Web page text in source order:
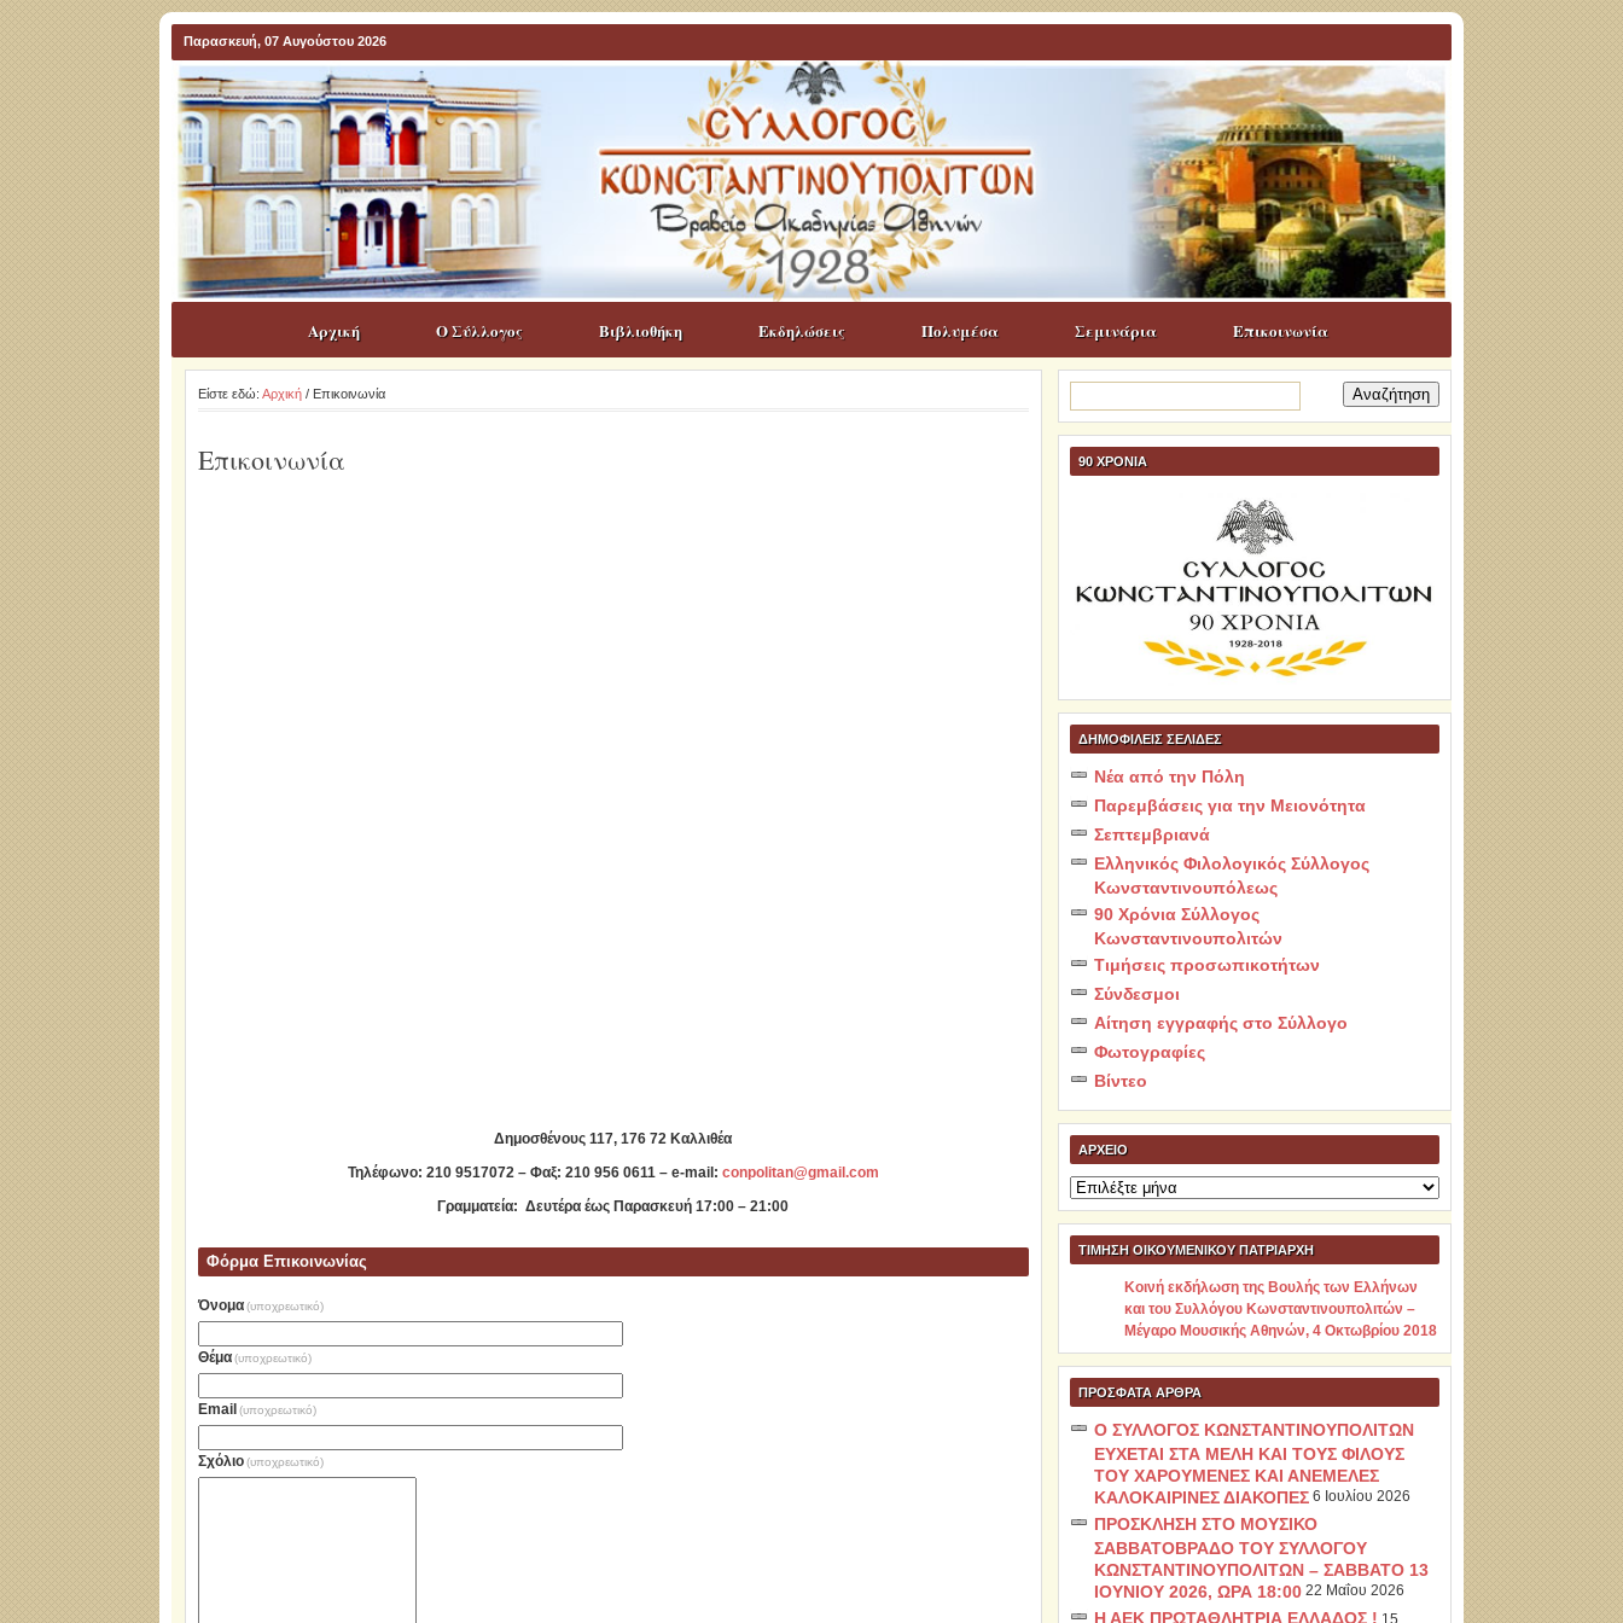
Παρασκευή, 07 Αυγούστου 2026
Αρχική Ο Σύλλογος Βιβλιοθήκη Εκδηλώσεις Πολυμέσα Σεμινάρια Επικοινωνία
Είστε εδώ: Αρχική/ Επικοινωνία
Επικοινωνία
Δημοσθένους 117, 176 72 Καλλιθέα
Τηλέφωνo: 210 9517072 – Φαξ: 210 956 0611 – e-mail: conpolitan@gmail.com
Γραμματεία: Δευτέρα έως Παρασκευή 17:00 – 21:00
Φόρμα Επικοινωνίας
Όνομα (υποχρεωτικό)
Θέμα (υποχρεωτικό)
Email (υποχρεωτικό)
Σχόλιο (υποχρεωτικό)
για:
90 ΧΡΟΝΙΑ
ΔΗΜΟΦΙΛΕΙΣ ΣΕΛΙΔΕΣ
Νέα από την Πόλη
Παρεμβάσεις για την Μειονότητα
Σεπτεμβριανά
Ελληνικός Φιλολογικός Σύλλογος
Κωνσταντινουπόλεως
90 Χρόνια Σύλλογος
Κωνσταντινουπολιτών
Τιμήσεις προσωπικοτήτων
Σύνδεσμοι
Αίτηση εγγραφής στο Σύλλογο
Φωτογραφίες
Βίντεο
ΑΡΧΕΊΟ
Αρχείο
ΤΙΜΗΣΗ ΟΙΚΟΥΜΕΝΙΚΟΥ ΠΑΤΡΙΑΡΧΗ
Κοινή εκδήλωση της Βουλής των Ελλήνων
και του Συλλόγου Κωνσταντινουπολιτών –
Μέγαρο Μουσικής Αθηνών, 4 Οκτωβρίου 2018
ΠΡΌΣΦΑΤΑ ΆΡΘΡΑ
Ο ΣΥΛΛΟΓΟΣ ΚΩΝΣΤΑΝΤΙΝΟΥΠΟΛΙΤΩΝ
ΕΥΧΕΤΑΙ ΣΤΑ ΜΕΛΗ ΚΑΙ ΤΟΥΣ ΦΙΛΟΥΣ
ΤΟΥ ΧΑΡΟΥΜΕΝΕΣ ΚΑΙ ΑΝΕΜΕΛΕΣ
ΚΑΛΟΚΑΙΡΙΝΕΣ ΔΙΑΚΟΠΕΣ 6 Ιουλίου 2026
ΠΡΟΣΚΛΗΣΗ ΣΤΟ ΜΟΥΣΙΚΟ
ΣΑΒΒΑΤΟΒΡΑΔΟ ΤΟΥ ΣΥΛΛΟΓΟΥ
ΚΩΝΣΤΑΝΤΙΝΟΥΠΟΛΙΤΩΝ – ΣΑΒΒΑΤΟ 13
ΙΟΥΝΙΟΥ 2026, ΩΡΑ 18:00 22 Μαΐου 2026
Η ΑΕΚ ΠΡΩΤΑΘΛΗΤΡΙΑ ΕΛΛΑΔΟΣ !